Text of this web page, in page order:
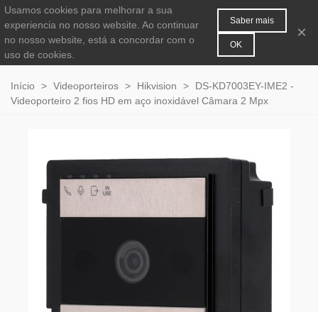
0
Início > Videoporteiros > Hikvision >
DS-KD7003EY-IME2 -
Videoporteiro 2 fios HD em aço inoxidável Câmara 2 Mpx
Usamos cookies para melhorar a sua
experiencia no nosso website. Ao continuar
no nosso website, está a concordar com o
uso de cookies.
Saber mais
OK
×